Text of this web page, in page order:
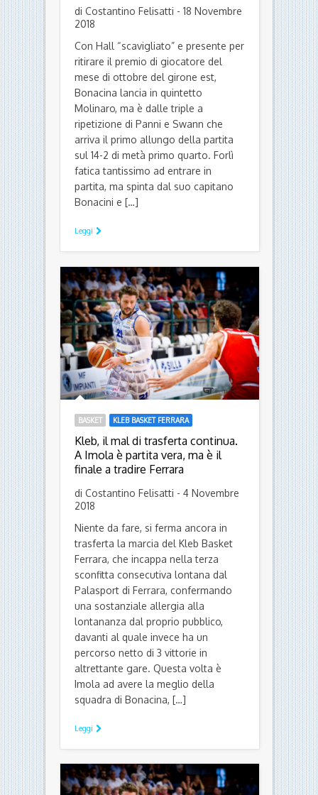
di Costantino Felisatti - 18 Novembre
2018
Con Hall “scavigliato” e presente per
ritirare il premio di giocatore del
mese di ottobre del girone est,
Bonacina lancia in quintetto
Molinaro, ma è dalle triple a
ripetizione di Panni e Swann che
arriva il primo allungo della partita
sul 14-2 di metà primo quarto. Forlì
fatica tantissimo ad entrare in
partita, ma spinta dal suo capitano
Bonacini e […]
Leggi
BASKET KLEB BASKET FERRARA
Kleb, il mal di trasferta continua.
A Imola è partita vera, ma è il
finale a tradire Ferrara
di Costantino Felisatti - 4 Novembre
2018
Niente da fare, si ferma ancora in
trasferta la marcia del Kleb Basket
Ferrara, che incappa nella terza
sconfitta consecutiva lontana dal
Palasport di Ferrara, confermando
una sostanziale allergia alla
lontananza dal proprio pubblico,
davanti al quale invece ha un
percorso netto di 3 vittorie in
altrettante gare. Questa volta è
Imola ad avere la meglio della
squadra di Bonacina, […]
Leggi